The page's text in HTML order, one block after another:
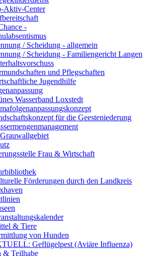
Aktiv-Center
-
/ Scheidung - allgemein
/ Scheidung - Familiengericht Langen
und Pflegschaften
Jugendhilfe
Wasserband Loxstedt
für die Geesteniederung
Frau & Wirtschaft
Förderungen durch den Landkreis
& Tiere
von Hunden
Geflügelpest (Aviäre Influenza)
& Teilhabe